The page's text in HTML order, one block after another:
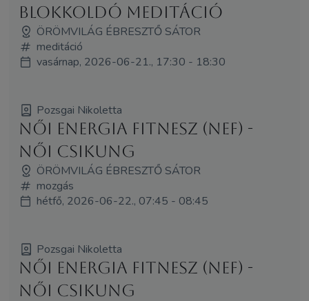
Blokkoldó Meditáció
ÖRÖMVILÁG ÉBRESZTŐ SÁTOR
meditáció
vasárnap, 2026-06-21., 17:30 - 18:30
Pozsgai Nikoletta
Női Energia Fitnesz (NEF) -
Női Csikung
ÖRÖMVILÁG ÉBRESZTŐ SÁTOR
mozgás
hétfő, 2026-06-22., 07:45 - 08:45
Pozsgai Nikoletta
Női Energia Fitnesz (NEF) -
Női Csikung